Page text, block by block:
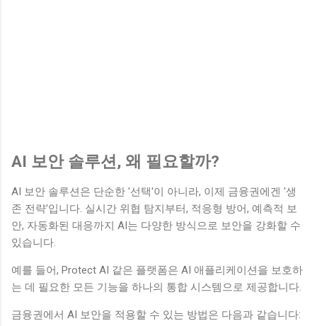
AI 보안 솔루션, 왜 필요할까?
AI 보안 솔루션은 단순한 '선택'이 아니라, 이제 금융권에겐 '생
존 전략'입니다. 실시간 위협 탐지부터, 적응형 방어, 예측적 보
안, 자동화된 대응까지 AI는 다양한 방식으로 보안을 강화할 수
있습니다.
예를 들어, Protect AI 같은 플랫폼은 AI 애플리케이션을 보호하
는 데 필요한 모든 기능을 하나의 통합 시스템으로 제공합니다.
금융권에서 AI 보안을 적용할 수 있는 방법은 다음과 같습니다: